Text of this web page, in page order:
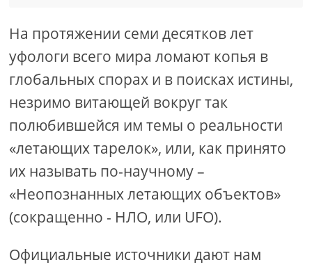
На протяжении семи десятков лет
уфологи всего мира ломают копья в
глобальных спорах и в поисках истины,
незримо витающей вокруг так
полюбившейся им темы о реальности
«летающих тарелок», или, как принято
их называть по-научному –
«Неопознанных летающих объектов»
(сокращенно - НЛО, или UFO).
Официальные источники дают нам